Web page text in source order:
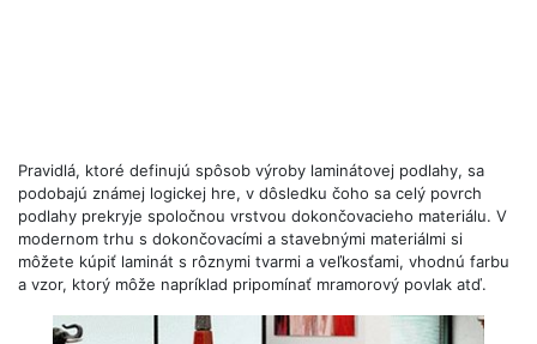
Pravidlá, ktoré definujú spôsob výroby laminátovej podlahy, sa
podobajú známej logickej hre, v dôsledku čoho sa celý povrch
podlahy prekryje spoločnou vrstvou dokončovacieho materiálu. V
modernom trhu s dokončovacími a stavebnými materiálmi si
môžete kúpiť laminát s rôznymi tvarmi a veľkosťami, vhodnú farbu
a vzor, ​​ktorý môže napríklad pripomínať mramorový povlak atď.